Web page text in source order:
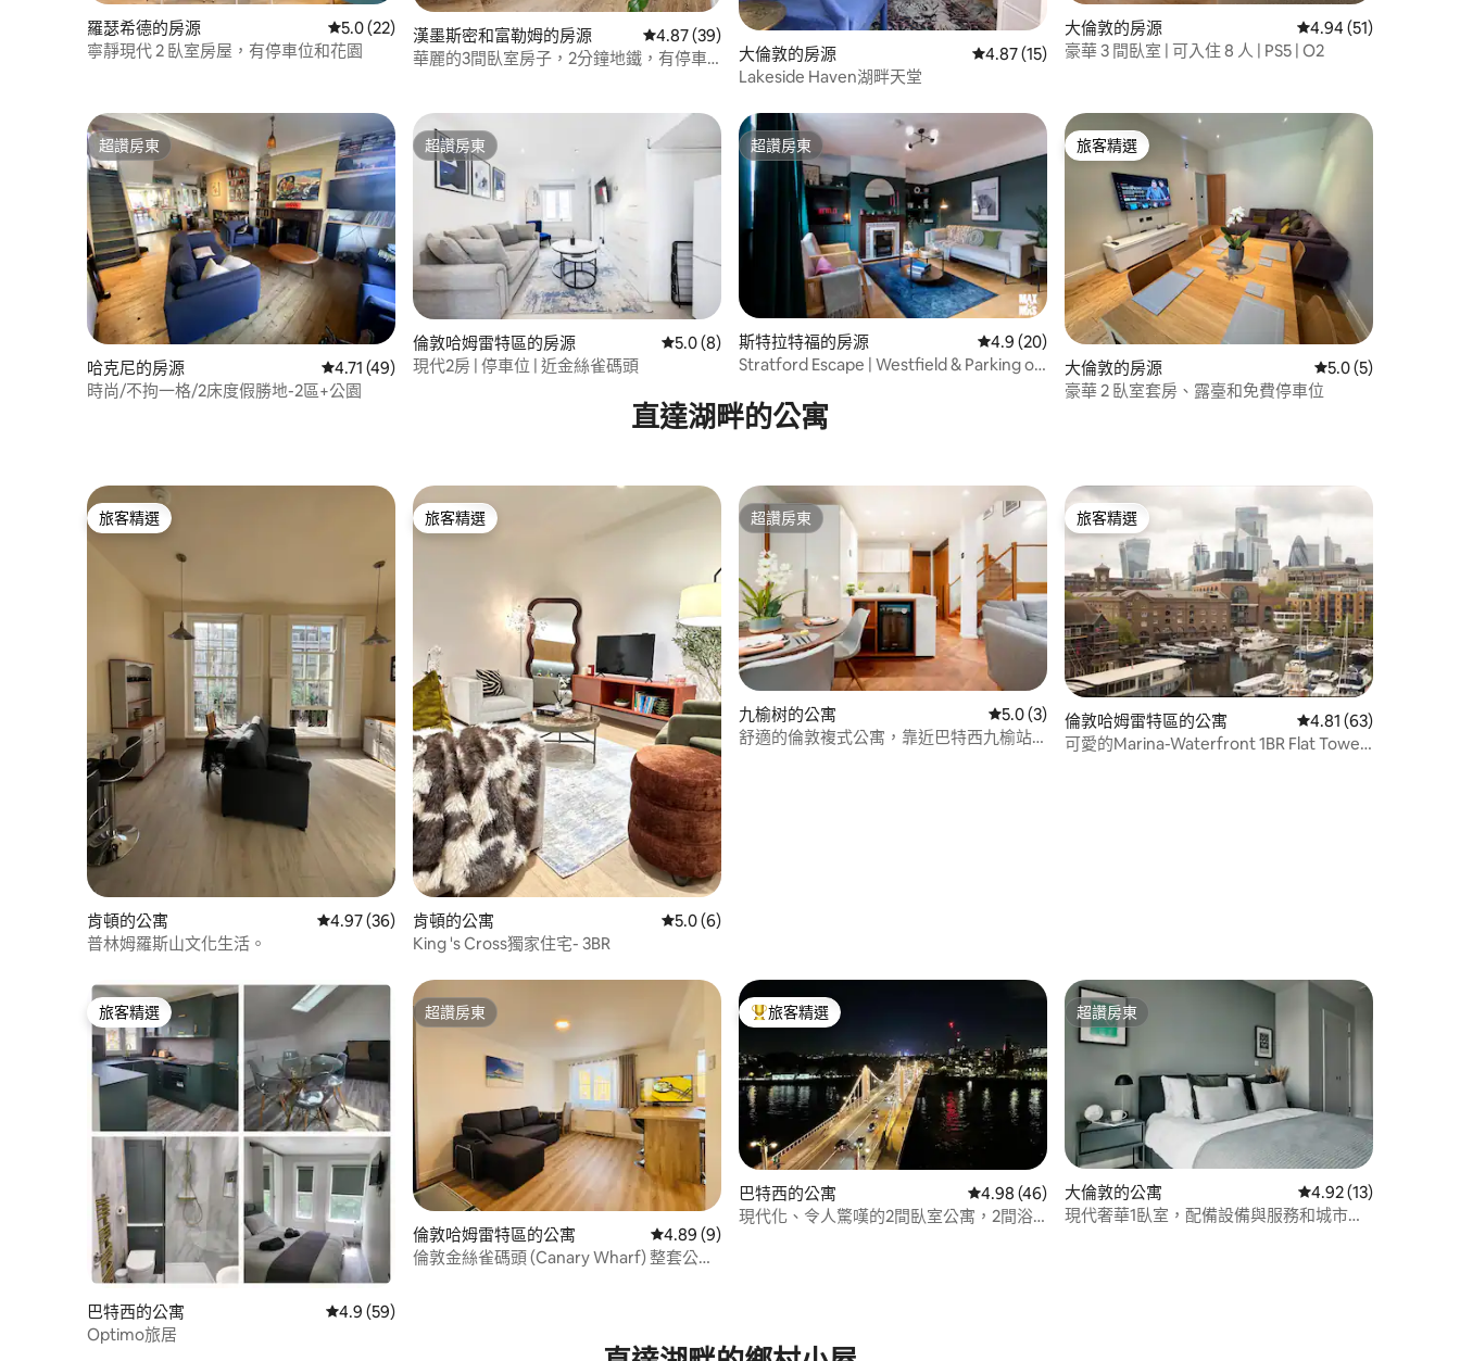
羅瑟希德的房源 從 22 則評價中獲得 5.0 的平均評分（滿分 5 分）
5.0 (22)
寧靜現代 2 臥室房屋，有停車位和花園
漢墨斯密和富勒姆的房源 從 39 則評價中獲得 4.87 的平均評分（滿分 5 分）
4.87 (39)
華麗的3間臥室房子，2分鐘地鐵，有停車
大倫敦的房源 從 15 則評價中獲得 4.87 的平均評分（滿分 5 分）
4.87 (15)
Lakeside Haven湖畔天堂
大倫敦的房源 從 51 則評價中獲得
4.94 (51)
豪華 3 間臥室 | 可入住 8 人 | PS5 | O2
超讚房東
超讚房東
哈克尼的房源 從 49 則評價中獲得 4.71 的平均評分（滿分 5 分）
4.71 (49)
時尚/不拘一格/2床度假勝地-2區+公園
超讚房東
超讚房東
倫敦哈姆雷特區的房源 從 8 則評價中獲得 5.0 的平均評分（滿分 5 分）
5.0 (8)
現代2房 | 停車位 | 近金絲雀碼頭
超讚房東
超讚房東
斯特拉特福的房源 從 20 則評價中獲得 4.9 的平均評分（滿分 5 分）
4.9 (20)
Stratford Escape | Westfield & Parking on
旅客精選
旅客精選
大倫敦的房源 從 5 則評價中獲得
5.0 (5)
豪華 2 臥室套房、露臺和免費停車位
直達湖畔的公寓
旅客精選
旅客精選
肯頓的公寓 從 36 則評價中獲得 4.97 的平均評分（滿分 5 分）
4.97 (36)
普林姆羅斯山文化生活。
旅客精選
旅客精選
肯頓的公寓 從 6 則評價中獲得 5.0 的平均評分（滿分 5 分）
5.0 (6)
King 's Cross獨家住宅- 3BR
超讚房東
超讚房東
九榆树的公寓 從 3 則評價中獲得 5.0 的平均評分（滿分 5 分）
5.0 (3)
舒適的倫敦複式公寓，靠近巴特西九榆站
旅客精選
旅客精選
倫敦哈姆雷特區的公寓 從 63 則評價中獲得
4.81 (63)
可愛的Marina-Waterfront 1BR Flat Tower
旅客精選
旅客精選
巴特西的公寓 從 59 則評價中獲得 4.9 的平均評分（滿分 5 分）
4.9 (59)
Optimo旅居
超讚房東
超讚房東
倫敦哈姆雷特區的公寓 從 9 則評價中獲得 4.89 的平均評分（滿分 5 分）
4.89 (9)
倫敦金絲雀碼頭 (Canary Wharf) 整套公
旅客精選榜首
旅客精選
巴特西的公寓 從 46 則評價中獲得 4.98 的平均評分（滿分 5 分）
4.98 (46)
現代化、令人驚嘆的2間臥室公寓，2間浴
超讚房東
超讚房東
大倫敦的公寓 從 13 則評價中獲得
4.92 (13)
現代奢華1臥室，配備設備與服務和城市景